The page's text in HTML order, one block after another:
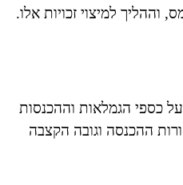
למיצוי זכויות אלו.
כספי הגמלאות וההכנסות
ההכנסה וגובה הקצבה